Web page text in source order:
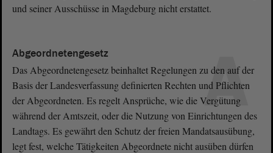
und seiner Ausschüsse in Magdeburg nicht erstattet.
A
Abgeordnetengesetz
Das Abgeordnetengesetz beinhaltet Regelungen zu den auf der
Basis der Landesverfassung definierten Rechten und Pflichten
der Abgeordneten. Es regelt Ansprüche, wie die Vergütung
während der Amtszeit, oder die Nutzung von Einrichtungen des
Landtags. Es gewährt den Schutz der freien Mandatsausübung,
legt fest, welche Tätigkeiten Abgeordnete nicht ausüben dürfen